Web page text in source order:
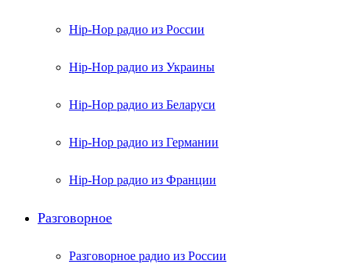
Hip-Hop радио из России
Hip-Hop радио из Украины
Hip-Hop радио из Беларуси
Hip-Hop радио из Германии
Hip-Hop радио из Франции
Разговорное
Разговорное радио из России